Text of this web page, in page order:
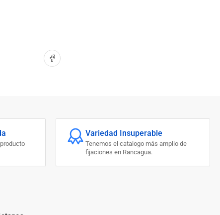
Compartir en Facebook
Variedad Insuperable
Tenemos el catalogo más amplio de
fijaciones en Rancagua.